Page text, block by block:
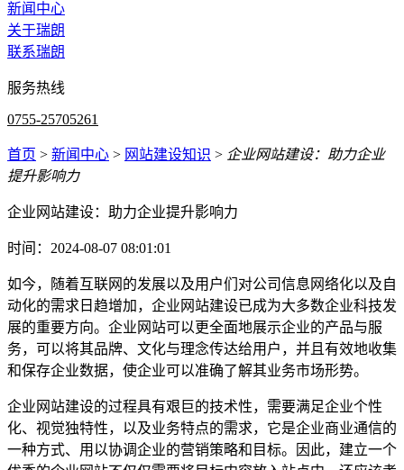
新闻中心
关于瑞朗
联系瑞朗
服务热线
0755-25705261
首页 > 新闻中心 > 网站建设知识 > 企业网站建设：助力企业
提升影响力
企业网站建设：助力企业提升影响力
时间：2024-08-07 08:01:01
如今，随着互联网的发展以及用户们对公司信息网络化以及自
动化的需求日趋增加，企业网站建设已成为大多数企业科技发
展的重要方向。企业网站可以更全面地展示企业的产品与服
务，可以将其品牌、文化与理念传达给用户，并且有效地收集
和保存企业数据，使企业可以准确了解其业务市场形势。
企业网站建设的过程具有艰巨的技术性，需要满足企业个性
化、视觉独特性，以及业务特点的需求，它是企业商业通信的
一种方式、用以协调企业的营销策略和目标。因此，建立一个